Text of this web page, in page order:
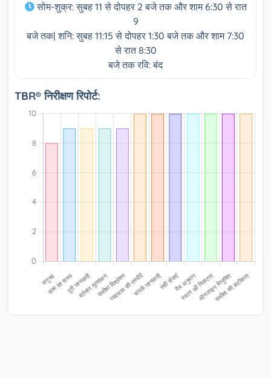
सोम-शुक्र: सुबह 11 से दोपहर 2 बजे तक और शाम 6:30 से रात
9
बजे तक| शनि: सुबह 11:15 से दोपहर 1:30 बजे तक और शाम 7:30
से रात 8:30
बजे तक रवि: बंद
TBR® निरीक्षण रिपोर्ट: